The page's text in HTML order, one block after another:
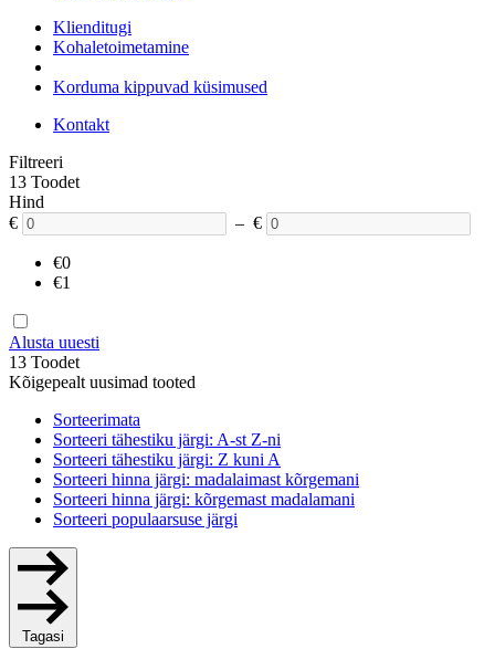
Klienditugi
Kohaletoimetamine
Korduma kippuvad küsimused
Kontakt
Filtreeri
13 Toodet
Hind
€
– €
€0
€1
Alusta uuesti
13 Toodet
Kõigepealt uusimad tooted
Sorteerimata
Sorteeri tähestiku järgi: A-st Z-ni
Sorteeri tähestiku järgi: Z kuni A
Sorteeri hinna järgi: madalaimast kõrgemani
Sorteeri hinna järgi: kõrgemast madalamani
Sorteeri populaarsuse järgi
Tagasi